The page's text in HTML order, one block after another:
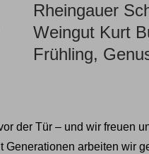
Rheingauer
Weingut Kurt
Frühling,
der Tür – und wir freuen
arbeiten wir